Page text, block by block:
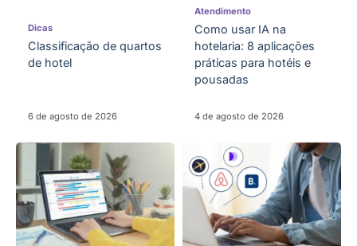
Dicas
Classificação de quartos
de hotel
6 de agosto de 2026
Atendimento
Como usar IA na
hotelaria: 8 aplicações
práticas para hotéis e
pousadas
4 de agosto de 2026